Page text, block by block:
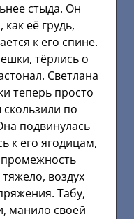
стыда. Он
как её грудь,
к его спине.
тёрлись о
Светлана
теперь просто
скользили по
подвинулась
к его ягодицам,
промежность
воздух
Табу,
манило своей